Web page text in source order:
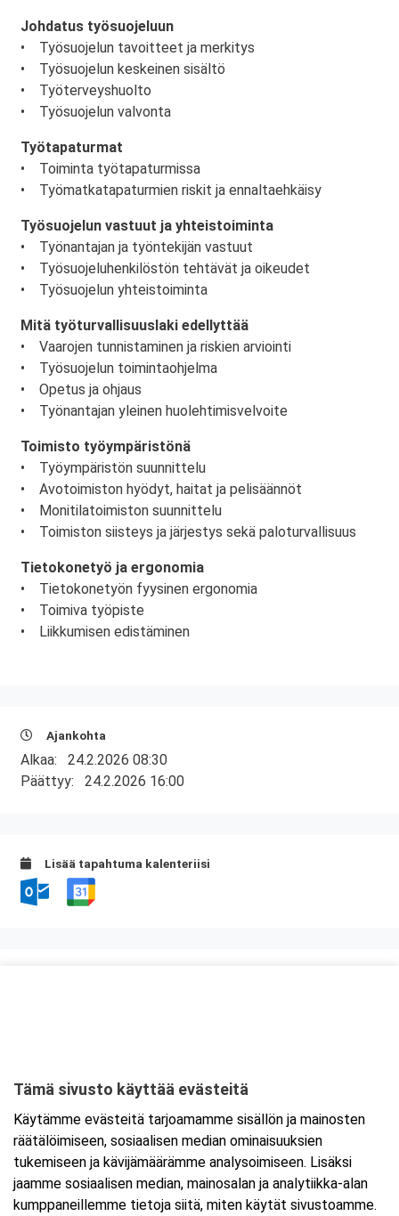
Johdatus työsuojeluun
• Työsuojelun tavoitteet ja merkitys
• Työsuojelun keskeinen sisältö
• Työterveyshuolto
• Työsuojelun valvonta
Työtapaturmat
• Toiminta työtapaturmissa
• Työmatkatapaturmien riskit ja ennaltaehkäisy
Työsuojelun vastuut ja yhteistoiminta
• Työnantajan ja työntekijän vastuut
• Työsuojeluhenkilöstön tehtävät ja oikeudet
• Työsuojelun yhteistoiminta
Mitä työturvallisuuslaki edellyttää
• Vaarojen tunnistaminen ja riskien arviointi
• Työsuojelun toimintaohjelma
• Opetus ja ohjaus
• Työnantajan yleinen huolehtimisvelvoite
Toimisto työympäristönä
• Työympäristön suunnittelu
• Avotoimiston hyödyt, haitat ja pelisäännöt
• Monitilatoimiston suunnittelu
• Toimiston siisteys ja järjestys sekä paloturvallisuus
Tietokonetyö ja ergonomia
• Tietokonetyön fyysinen ergonomia
• Toimiva työpiste
• Liikkumisen edistäminen
Ajankohta
Alkaa: 24.2.2026 08:30
Päättyy: 24.2.2026 16:00
Lisää tapahtuma kalenteriisi
Tarkempi kartta ja ajo-ohjeet
Tämä sivusto käyttää evästeitä
Käytämme evästeitä tarjoamamme sisällön ja mainosten
räätälöimiseen, sosiaalisen median ominaisuuksien
tukemiseen ja kävijämäärämme analysoimiseen. Lisäksi
jaamme sosiaalisen median, mainosalan ja analytiikka-alan
kumppaneillemme tietoja siitä, miten käytät sivustoamme.